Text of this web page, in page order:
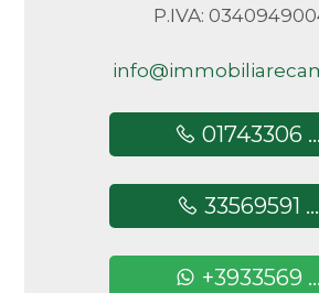
P.IVA:
01743306 ...
33569591 ...
+3933569 ...
Giardino
Posto auto/Box